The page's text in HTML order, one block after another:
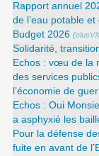
Rapport annuel
de l’eau potable et
Budget 2026 (
Solidarité,
Echos : vœu de la
des services
l’économie de
Echos : Oui
a asphyxié les
Pour la défense
fuite en avant de